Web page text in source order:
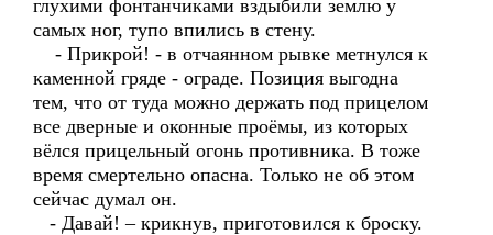
глухими фонтанчиками вздыбили землю у
самых ног, тупо впились в стену.
- Прикрой! - в отчаянном рывке метнулся к
каменной гряде - ограде. Позиция выгодна
тем, что от туда можно держать под прицелом
все дверные и оконные проёмы, из которых
вёлся прицельный огонь противника. В тоже
время смертельно опасна. Только не об этом
сейчас думал он.
- Давай! – крикнув, приготовился к броску.